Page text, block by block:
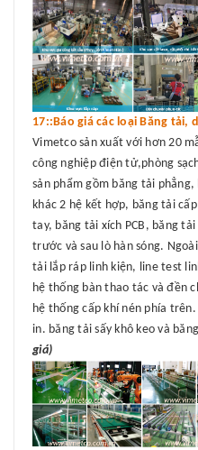
17::Báo giá các loại Băng tải,
Vimetco sản xuất với hơn 20
công nghiệp điện tử,phòng
sản phẩm gồm băng tải
khác 2 hệ kết hợp, băng tải
tay, băng tải xích PCB, băng
trước và sau lò hàn sóng.
tải lắp ráp linh kiện, line test
hệ thống bàn thao tác và đền
hệ thống cấp khí nén phía
in. băng tải sấy khô keo và
giá)